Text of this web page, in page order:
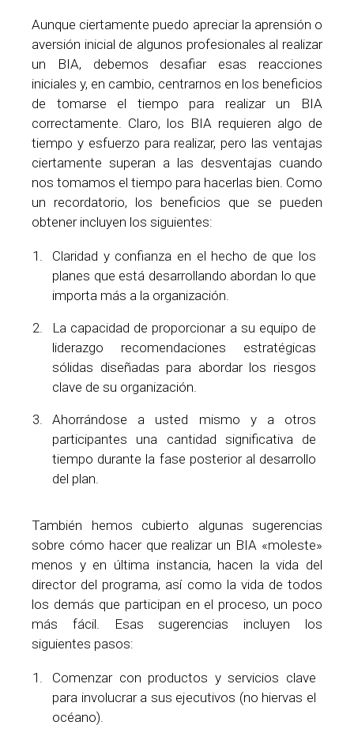
Aunque ciertamente puedo apreciar la aprensión o
aversión inicial de algunos profesionales al realizar
un BIA, debemos desafiar esas reacciones
iniciales y, en cambio, centrarnos en los beneficios
de tomarse el tiempo para realizar un BIA
correctamente. Claro, los BIA requieren algo de
tiempo y esfuerzo para realizar, pero las ventajas
ciertamente superan a las desventajas cuando
nos tomamos el tiempo para hacerlas bien. Como
un recordatorio, los beneficios que se pueden
obtener incluyen los siguientes:
Claridad y confianza en el hecho de que los
planes que está desarrollando abordan lo que
importa más a la organización.
La capacidad de proporcionar a su equipo de
liderazgo recomendaciones estratégicas
sólidas diseñadas para abordar los riesgos
clave de su organización.
Ahorrándose a usted mismo y a otros
participantes una cantidad significativa de
tiempo durante la fase posterior al desarrollo
del plan.
También hemos cubierto algunas sugerencias
sobre cómo hacer que realizar un BIA «moleste»
menos y en última instancia, hacen la vida del
director del programa, así como la vida de todos
los demás que participan en el proceso, un poco
más fácil. Esas sugerencias incluyen los
siguientes pasos:
Comenzar con productos y servicios clave
para involucrar a sus ejecutivos (no hiervas el
océano).